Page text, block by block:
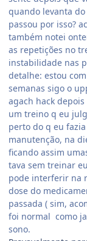
quando levanta
passou por isso?
também notei
as repetições no
instabilidade nas
detalhe: estou
semanas sigo o
agach hack
um treino q eu
perto do q eu
manutenção, na
ficando assim
tava sem treinar
pode interferir na
dose do
passada ( sim,
foi normal como
sono.